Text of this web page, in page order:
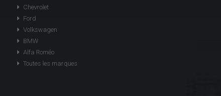
Chevrolet
Ford
Volkswagen
BMW
Alfa Roméo
Toutes les marques